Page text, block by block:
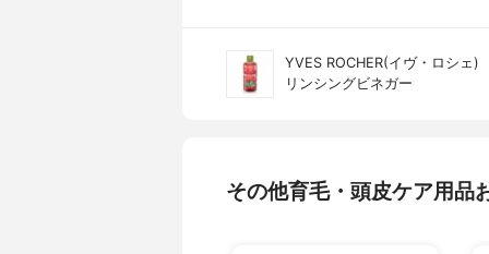
YVES ROCHER(イヴ・ロシェ)
リンシングビネガー
その他育毛・頭皮ケア用品